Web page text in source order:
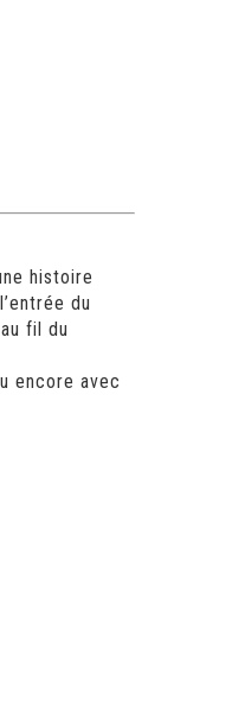
histoire
du
fil du
encore avec